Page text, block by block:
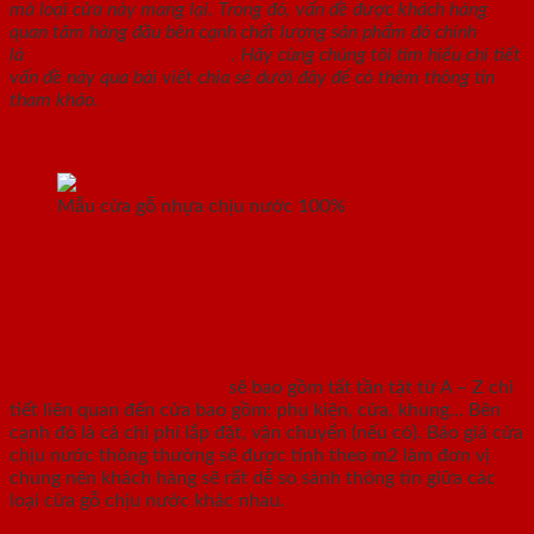
mà loại cửa này mang lại. Trong đó, vấn đề được khách hàng
quan tâm hàng đầu bên cạnh chất lượng sản phẩm đó chính
là
. Hãy cùng chúng tôi tìm hiểu chi tiết
vấn đề này qua bài viết chia sẻ dưới đây để có thêm thông tin
tham khảo.
Mẫu cửa gỗ nhựa chịu nước 100%
sẽ bao gồm tất tần tật từ A – Z chi
tiết liên quan đến cửa bao gồm: phụ kiện, cửa, khung… Bên
cạnh đó là cả chi phí lắp đặt, vận chuyển (nếu có). Báo giá cửa
chịu nước thông thường sẽ được tính theo m2 làm đơn vị
chung nên khách hàng sẽ rất dễ so sánh thông tin giữa các
loại cửa gỗ chịu nước khác nhau.